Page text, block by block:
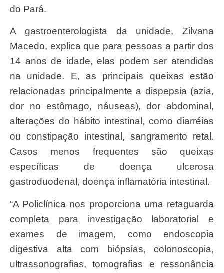
do Pará.
A gastroenterologista da unidade, Zilvana
Macedo, explica que para pessoas a partir dos
14 anos de idade, elas podem ser atendidas
na unidade. E, as principais queixas estão
relacionadas principalmente a dispepsia (azia,
dor no estômago, náuseas), dor abdominal,
alterações do hábito intestinal, como diarréias
ou constipação intestinal, sangramento retal.
Casos menos frequentes são queixas
específicas de doença ulcerosa
gastroduodenal, doença inflamatória intestinal.
“A Policlínica nos proporciona uma retaguarda
completa para investigação laboratorial e
exames de imagem, como endoscopia
digestiva alta com biópsias, colonoscopia,
ultrassonografias, tomografias e ressonância